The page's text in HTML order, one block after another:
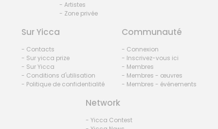
- Artistes
- Zone privée
Sur Yicca
- Contacts
- Sur yicca prize
- Sur Yicca
- Conditions d'utilisation
- Politique de confidentialité
Communauté
- Connexion
- Inscrivez-vous ici
- Membres
- Membres - œuvres
- Membres - événements
Network
- Yicca Contest